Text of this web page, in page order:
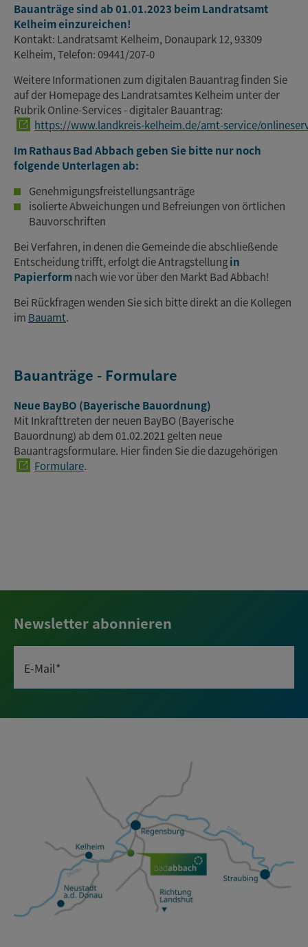
Bauanträge sind ab 01.01.2023 beim Landratsamt
Kelheim einzureichen!
Kontakt: Landratsamt Kelheim, Donaupark 12, 93309
Kelheim, Telefon: 09441/207-0
Weitere Informationen zum digitalen Bauantrag finden Sie
auf der Homepage des Landratsamtes Kelheim unter der
Rubrik Online-Services - digitaler Bauantrag:
https://www.landkreis-kelheim.de/amt-service/
Im Rathaus Bad Abbach geben Sie bitte nur noch
folgende Unterlagen ab:
Genehmigungsfreistellungsanträge
isolierte Abweichungen und Befreiungen von örtlichen
Bauvorschriften
Bei Verfahren, in denen die Gemeinde die abschließende
Entscheidung trifft, erfolgt die Antragstellungin
Papierformnach wie vor über den Markt Bad Abbach!
Bei Rückfragen wenden Sie sich bitte direkt an die Kollegen
im Bauamt.
Bauanträge - Formulare
Neue BayBO (Bayerische Bauordnung)
Mit Inkrafttreten der neuen BayBO (Bayerische
Bauordnung) ab dem 01.02.2021 gelten neue
Bauantragsformulare. Hier finden Sie die dazugehörigen
Formulare.
Newsletter abonnieren
E-Mail*